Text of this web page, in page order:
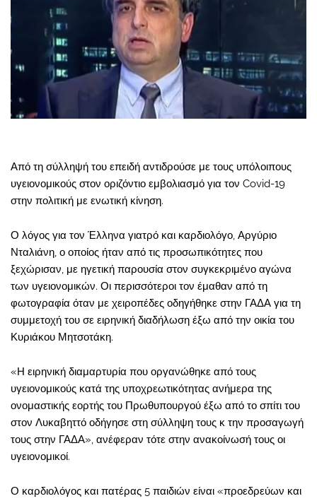
Από τη σύλληψή του επειδή αντιδρούσε με τους υπόλοιπους
υγειονομικούς στον οριζόντιο εμβολιασμό για τον Covid-19
στην πολιτική με ενωτική κίνηση.
Ο λόγος για τον Έλληνα γιατρό και καρδιολόγο, Αργύριο
Νταλιάνη, ο οποίος ήταν από τις προσωπικότητες που
ξεχώρισαν, με ηγετική παρουσία στον συγκεκριμένο αγώνα
των υγειονομικών. Οι περισσότεροι τον έμαθαν από τη
φωτογραφία όταν με χειροπέδες οδηγήθηκε στην ΓΑΔΑ για τη
συμμετοχή του σε ειρηνική διαδήλωση έξω από την οικία του
Κυριάκου Μητσοτάκη.
«Η ειρηνική διαμαρτυρία που οργανώθηκε από τους
υγειονομικούς κατά της υποχρεωτικότητας ανήμερα της
ονομαστικής εορτής του Πρωθυπουργού έξω από το σπίτι του
στον Λυκαβηττό οδήγησε στη σύλληψη τους κ την προσαγωγή
τους στην ΓΑΔΑ», ανέφεραν τότε στην ανακοίνωσή τους οι
υγειονομικοί.
Ο καρδιολόγος και πατέρας 5 παιδιών είναι «προεδρεύων και